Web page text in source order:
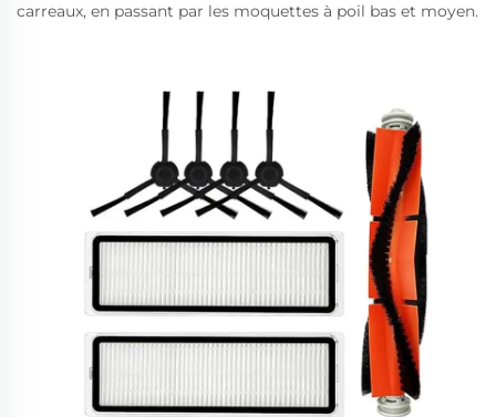
carreaux, en passant par les moquettes à poil bas et moyen.